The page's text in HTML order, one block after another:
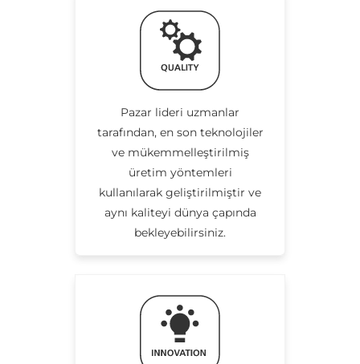
Pazar lideri uzmanlar
tarafından, en son teknolojiler
ve mükemmelleştirilmiş
üretim yöntemleri
kullanılarak geliştirilmiştir ve
aynı kaliteyi dünya çapında
bekleyebilirsiniz.